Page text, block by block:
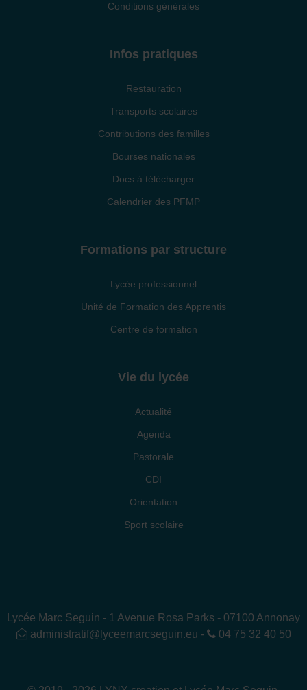
Conditions générales
Infos pratiques
Restauration
Transports scolaires
Contributions des familles
Bourses nationales
Docs à télécharger
Calendrier des PFMP
Formations par structure
Lycée professionnel
Unité de Formation des Apprentis
Centre de formation
Vie du lycée
Actualité
Agenda
Pastorale
CDI
Orientation
Sport scolaire
Lycée Marc Seguin - 1 Avenue Rosa Parks - 07100 Annonay
administratif@lyceemarcseguin.eu - 04 75 32 40 50